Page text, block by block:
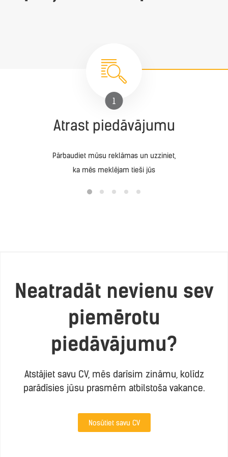
1
Atrast piedāvājumu
Pārbaudiet mūsu reklāmas un uzziniet,
ka mēs meklējam tieši jūs
Neatradāt nevienu sev
piemērotu
piedāvājumu?
Atstājiet savu CV, mēs darīsim zināmu, kolīdz
parādīsies jūsu prasmēm atbilstoša vakance.
Nosūtiet savu CV